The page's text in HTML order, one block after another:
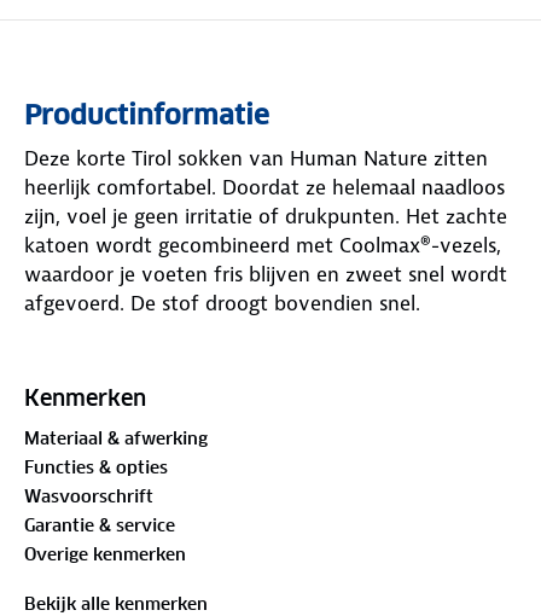
Productinformatie
Deze korte Tirol sokken van Human Nature zitten
heerlijk comfortabel. Doordat ze helemaal naadloos
zijn, voel je geen irritatie of drukpunten. Het zachte
katoen wordt gecombineerd met Coolmax®-vezels,
waardoor je voeten fris blijven en zweet snel wordt
afgevoerd. De stof droogt bovendien snel.
altijd de juiste sok aan de juiste voet draagt. Ze zijn
nare geurtjes minder kans krijgen. Zo blijven je
voeten de hele dag droog, fris en prettig aanvoelen.
Materiaal
58% katoen, 24% polyester (Coolmax®), 16%
polyamide, 2% elastaan
Kenmerken
Materiaal & afwerking
Functies & opties
Wasvoorschrift
Garantie & service
Overige kenmerken
Bekijk alle kenmerken